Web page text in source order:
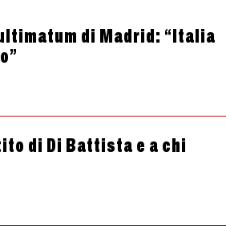
di Madrid: “Italia
di Di Battista e a chi